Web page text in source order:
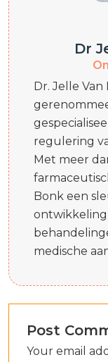
Dr
Dr. Jelle Van
regulering
Met meer
Bonk een
ontwikkeling
medische
Post
Your email